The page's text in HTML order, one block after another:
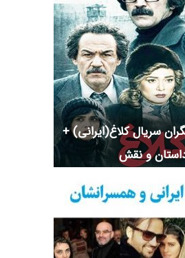
سریال کلاغ(ایرانی) +
و نقش